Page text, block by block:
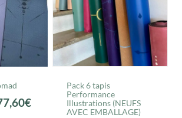
€Le
Pack 6 tapis
Performance
Illustrations (NEUFS
AVEC EMBALLAGE)